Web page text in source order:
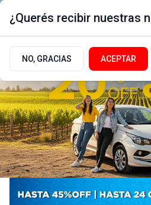
¿Querés recibir nuestras
NO, GRACIAS ACEPTAR